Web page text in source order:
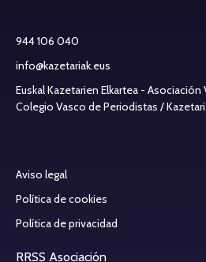
944 106 040
info@kazetariak.eus
Euskal Kazetarien Elkartea -
Colegio Vasco de Periodistas /
Aviso legal
Política de cookies
Política de privacidad
RRSS Asociación